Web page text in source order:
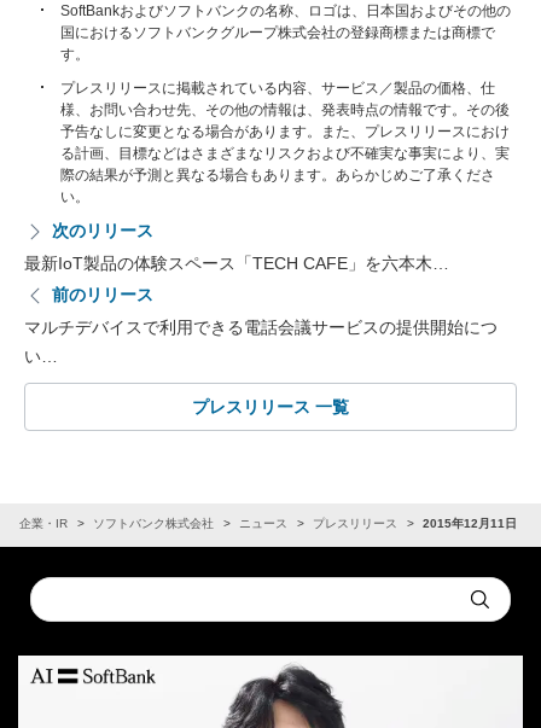
SoftBankおよびソフトバンクの名称、ロゴは、日本国およびその他の
国におけるソフトバンクグループ株式会社の登録商標または商標で
す。
プレスリリースに掲載されている内容、サービス／製品の価格、仕
様、お問い合わせ先、その他の情報は、発表時点の情報です。その後
予告なしに変更となる場合があります。また、プレスリリースにおけ
る計画、目標などはさまざまなリスクおよび不確実な事実により、実
際の結果が予測と異なる場合もあります。あらかじめご了承くださ
い。
次のリリース
最新IoT製品の体験スペース「TECH CAFE」を六本木…
前のリリース
マルチデバイスで利用できる電話会議サービスの提供開始につ
い…
プレスリリース 一覧
企業・IR ソフトバンク株式会社 ニュース プレスリリース 2015年12月11日
Conduct
a
Submit